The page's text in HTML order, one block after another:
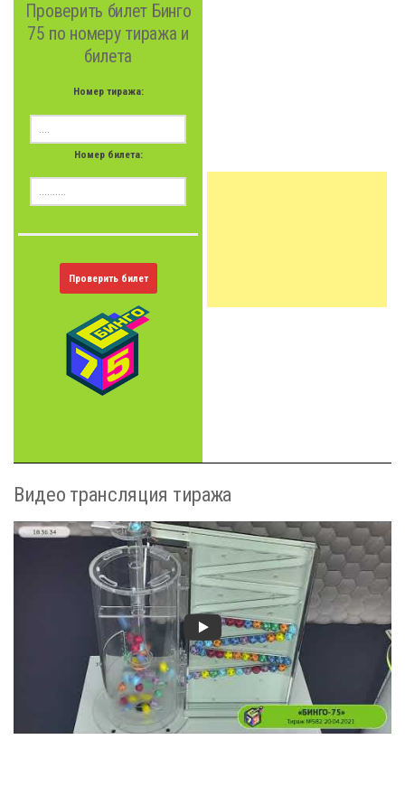
Проверить билет Бинго
75 по номеру тиража и
билета
Номер тиража:
Номер билета:
Проверить билет
Видео трансляция тиража